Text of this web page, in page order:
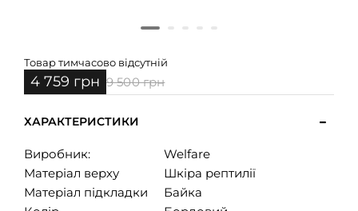
Товар тимчасово відсутній
4 759 грн 9 500 грн
ХАРАКТЕРИСТИКИ
Виробник:
Welfare
Матеріал верху
Шкіра рептилії
Матеріал підкладки
Байка